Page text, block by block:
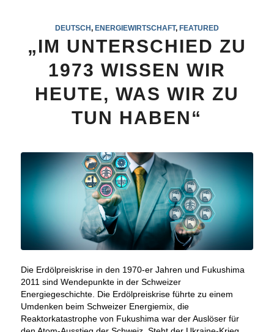
DEUTSCH, ENERGIEWIRTSCHAFT, FEATURED
„IM UNTERSCHIED ZU
1973 WISSEN WIR
HEUTE, WAS WIR ZU
TUN HABEN“
Die Erdölpreiskrise in den 1970-er Jahren und Fukushima
2011 sind Wendepunkte in der Schweizer
Energiegeschichte. Die Erdölpreiskrise führte zu einem
Umdenken beim Schweizer Energiemix, die
Reaktorkatastrophe von Fukushima war der Auslöser für